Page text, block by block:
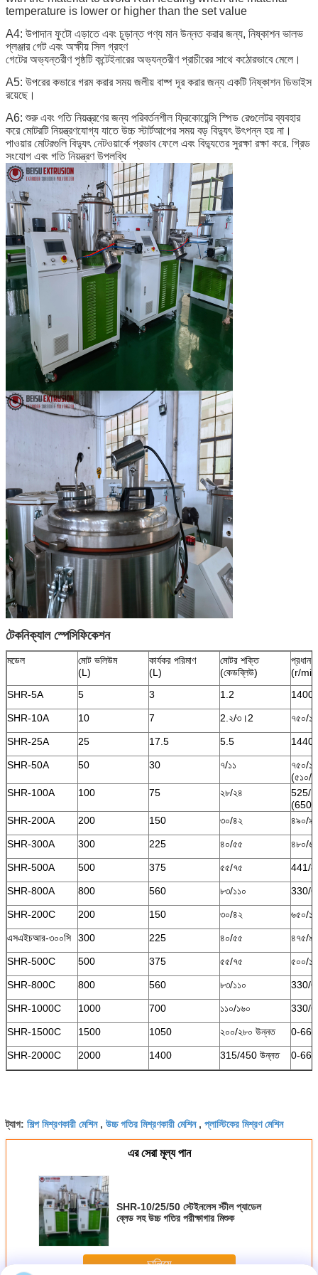
temperature is lower or higher than the set value
A4: উপাদান ফুটো এড়াতে এবং চূড়ান্ত পণ্য মান উন্নত করার জন্য, নিষ্কাশন ভালভ
প্লঞ্জার গেট এবং অক্ষীয় সিল গ্রহণ
গেটের অভ্যন্তরীণ পৃষ্ঠটি কন্টেইনারের অভ্যন্তরীণ প্রাচীরের সাথে কঠোরভাবে মেলে।
A5: উপরের কভারে গরম করার সময় জলীয় বাষ্প দূর করার জন্য একটি নিষ্কাশন ডিভাইস
রয়েছে।
A6: শুরু এবং গতি নিয়ন্ত্রণের জন্য পরিবর্তনশীল ফ্রিকোয়েন্সি স্পিড রেগুলেটর ব্যবহার
করে মোটরটি নিয়ন্ত্রণযোগ্য যাতে উচ্চ স্টার্টআপের সময় বড় বিদ্যুৎ উৎপন্ন হয় না।
পাওয়ার মোটরগুলি বিদ্যুৎ নেটওয়ার্কে প্রভাব ফেলে এবং বিদ্যুতের সুরক্ষা রক্ষা করে. গ্রিড
সংযোগ এবং গতি নিয়ন্ত্রণ উপলব্ধি
টেকনিক্যাল স্পেসিফিকেশন
মডেল
মোট ভলিউম
(L)
কার্যকর পরিমাণ
(L)
মোটর শক্তি
(কেডব্লিউ)
প্রধান
(r/
SHR-5A
5 3 1.2 1400
SHR-10A 10 7 2.২/৩।2 ৭৫০/
SHR-25A 25 17.5 5.5 1440
SHR-50A 50 30 ৭/১১
৭৫০/
(৫১০/
SHR-100A
100 75 ২৮/২৪
525/
(650/
SHR-200A
200 150 ৩০/৪২ ৪৯০/
SHR-300A 300 225 ৪০/৫৫ ৪৮০/৬৪
SHR-500A 500 375 ৫৫/৭৫ 441/
SHR-800A 800 560 ৮৩/১১০ 330/
SHR-200C 200 150 ৩০/৪২ ৬৫০/
এসএইচআর-৩০০সি 300 225 ৪০/৫৫ ৪৭৫/
SHR-500C 500 375 ৫৫/৭৫ ৫০০/
SHR-800C 800 560 ৮৩/১১০ 330/
SHR-1000C 1000 700 ১১০/১৬০ 330/
SHR-1500C 1500 1050 ২০০/২৮০ উন্নত 0-660
SHR-2000C 2000 1400 315/450 উন্নত 0-660
ট্যাগ: শিল্প মিশ্রণকারী মেশিন, উচ্চ গতির মিশ্রণকারী মেশিন, প্লাস্টিকের মিশ্রণ মেশিন
এর সেরা মূল্য পান
SHR-10/25/50 স্টেইনলেস স্টীল প্যাডেল
ব্লেড সহ উচ্চ গতির পরীক্ষাগার মিশুক
চালিয়ে